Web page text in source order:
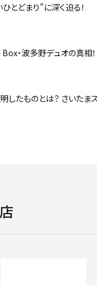
とどまり”に深く迫る！
・波多野デュオの真相！
ものとは？ さいたまス